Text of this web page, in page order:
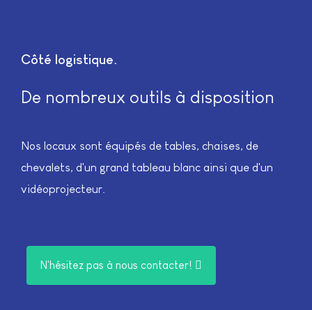
Côté logistique
De nombreux outils à disposition
Nos locaux sont équipés de tables, chaises, de
chevalets, d'un grand tableau blanc ainsi que d'un
vidéoprojecteur.
N'hésitez pas à nous contacter!